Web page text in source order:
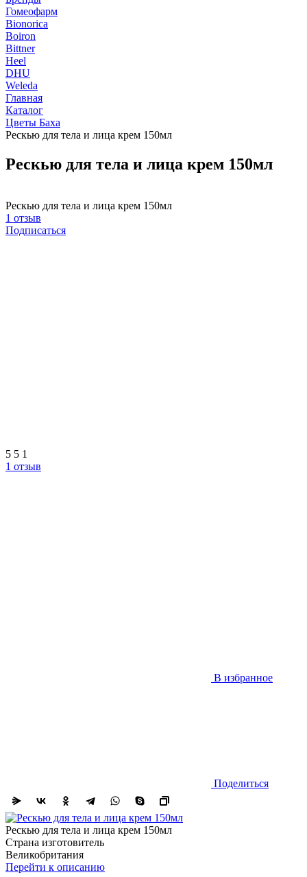
Гомеофарм
Bionorica
Boiron
Bittner
Heel
DHU
Weleda
Главная
Каталог
Цветы Баха
Рескью для тела и лица крем 150мл
Рескью для тела и лица крем 150мл
Рескью для тела и лица крем 150мл
1 отзыв
Подписаться
5 5 1
1 отзыв
В избранное
Поделиться
Рескью для тела и лица крем 150мл
Страна изготовитель
Великобритания
Перейти к описанию